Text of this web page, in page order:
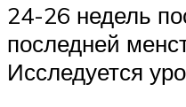
24-26 недель
последней
Исследуется